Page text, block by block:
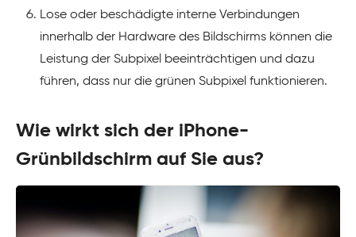
Lose oder beschädigte interne Verbindungen
innerhalb der Hardware des Bildschirms können die
Leistung der Subpixel beeinträchtigen und dazu
führen, dass nur die grünen Subpixel funktionieren.
Wie wirkt sich der iPhone-
Grünbildschirm auf Sie aus?